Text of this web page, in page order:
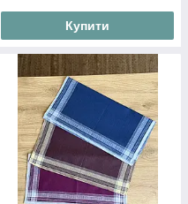
Купити